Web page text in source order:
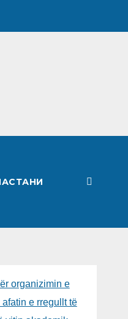
organizimin e
e rregullt të